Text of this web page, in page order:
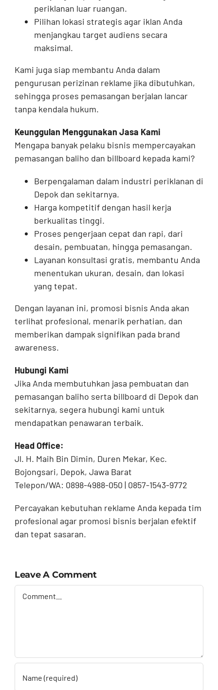
periklanan luar ruangan.
Pilihan lokasi strategis agar iklan Anda
menjangkau target audiens secara
maksimal.
Kami juga siap membantu Anda dalam
pengurusan perizinan reklame jika dibutuhkan,
sehingga proses pemasangan berjalan lancar
tanpa kendala hukum.
Keunggulan Menggunakan Jasa Kami
Mengapa banyak pelaku bisnis mempercayakan
pemasangan baliho dan billboard kepada kami?
Berpengalaman dalam industri periklanan di
Depok dan sekitarnya.
Harga kompetitif dengan hasil kerja
berkualitas tinggi.
Proses pengerjaan cepat dan rapi, dari
desain, pembuatan, hingga pemasangan.
Layanan konsultasi gratis, membantu Anda
menentukan ukuran, desain, dan lokasi
yang tepat.
Dengan layanan ini, promosi bisnis Anda akan
terlihat profesional, menarik perhatian, dan
memberikan dampak signifikan pada brand
awareness.
Hubungi Kami
Jika Anda membutuhkan jasa pembuatan dan
pemasangan baliho serta billboard di Depok dan
sekitarnya, segera hubungi kami untuk
mendapatkan penawaran terbaik.
Head Office:
Jl. H. Maih Bin Dimin, Duren Mekar, Kec.
Bojongsari, Depok, Jawa Barat
Telepon/WA: 0898-4988-050 | 0857-1543-9772
Percayakan kebutuhan reklame Anda kepada tim
profesional agar promosi bisnis berjalan efektif
dan tepat sasaran.
Leave A Comment